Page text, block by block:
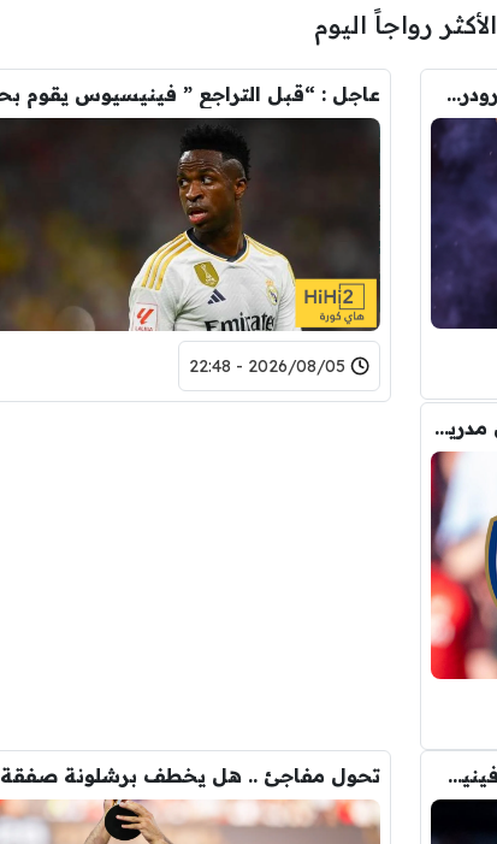
الأكثر رواجاً اليوم
اشتعل الكلاسيكو خارج الملعب .. رغبة رودري تصدم ريال مدريد
2026/08/05 - 22:48
عاجل : العرض المالي من أرسنال لريال مدريد من أجل شراء فينيسيوس جونيور
رد ريال مدريد على عرض أرسنال لضم فينيسيوس